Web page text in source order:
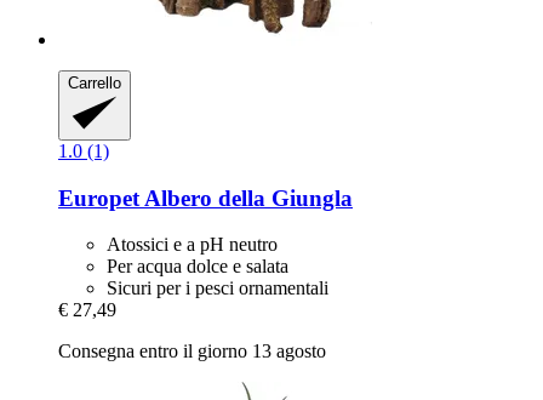
Carrello
1.0 (1)
Europet Albero della Giungla
Atossici e a pH neutro
Per acqua dolce e salata
Sicuri per i pesci ornamentali
€ 27,49
Consegna entro il giorno 13 agosto